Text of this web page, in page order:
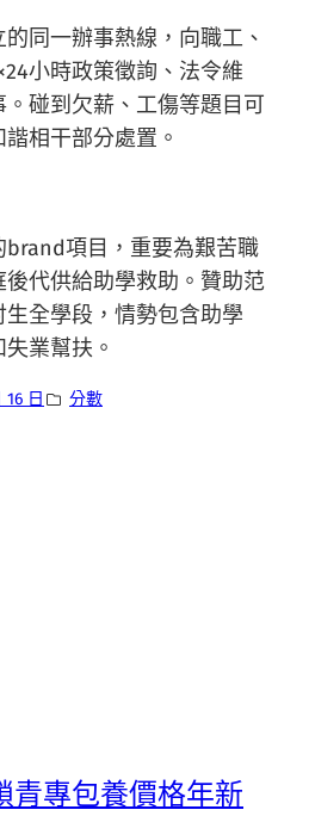
同一辦事熱線，向職工、
小時政策徵詢、法令維
碰到欠薪、工傷等題目可
相干部分處置。
brand項目，重要為艱苦職
代供給助學救助。贊助范
全學段，情勢包含助學
業幫扶。
日 分數
青專包養價格年新